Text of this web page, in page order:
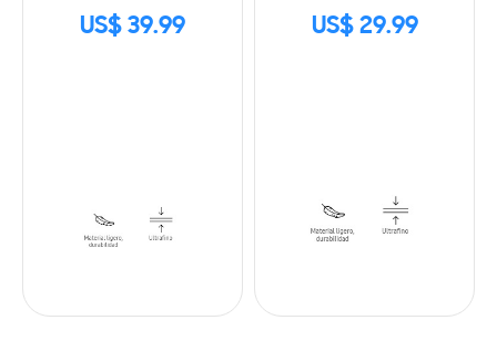
US$ 39.99 US$ 29.99